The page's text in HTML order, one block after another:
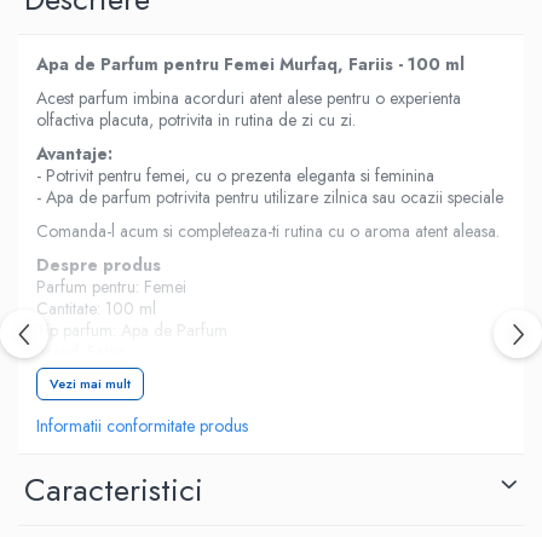
Apa de Parfum pentru Femei Murfaq, Fariis - 100 ml
Acest parfum imbina acorduri atent alese pentru o experienta
olfactiva placuta, potrivita in rutina de zi cu zi.
Avantaje:
- Potrivit pentru femei, cu o prezenta eleganta si feminina
- Apa de parfum potrivita pentru utilizare zilnica sau ocazii speciale
Comanda-l acum si completeaza-ti rutina cu o aroma atent aleasa.
Despre produs
Parfum pentru: Femei
Cantitate: 100 ml
Tip parfum: Apa de Parfum
Brand: Fariis
Vezi mai mult
Informatii conformitate produs
Caracteristici